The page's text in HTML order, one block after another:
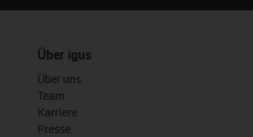
Über igus
Über uns
Team
Karriere
Presse